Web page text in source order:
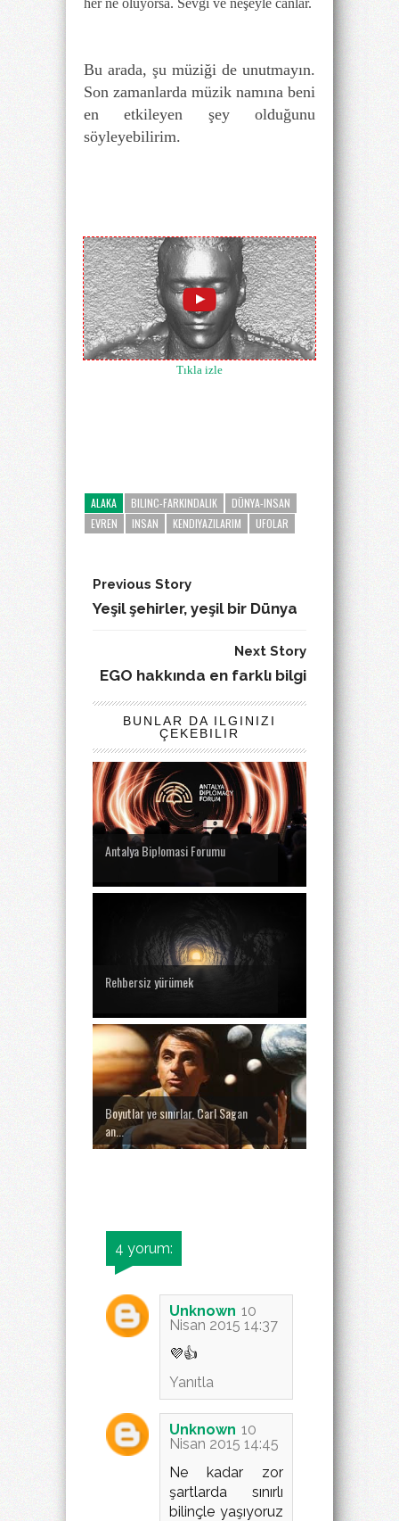
her ne oluyorsa. Sevgi ve neşeyle canlar.
Bu arada, şu müziği de unutmayın.
Son zamanlarda müzik namına beni
en etkileyen şey olduğunu
söyleyebilirim.
Tıkla izle
ALAKA BILINC-FARKINDALIK
DÜNYA-INSAN
EVREN
INSAN KENDIYAZILARIM UFOLAR
Previous Story
Yeşil şehirler, yeşil bir Dünya
Next Story
EGO hakkında en farklı bilgi
BUNLAR DA ILGINIZI
ÇEKEBILIR
Antalya Bip!omasi Forumu
Rehbersiz yürümek
Boyutlar ve sınırlar. Carl Sagan
an...
4 yorum:
Unknown 10
Nisan 2015 14:37
💜👍
Yanıtla
Unknown 10
Nisan 2015 14:45
Ne kadar zor
şartlarda sınırlı
bilinçle yaşıyoruz